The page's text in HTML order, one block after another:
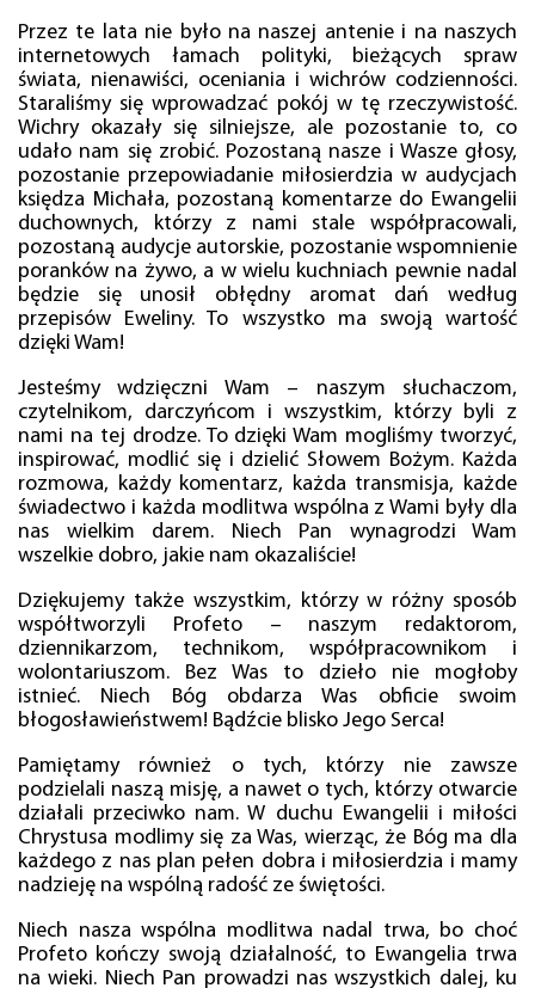
Przez te lata nie było na naszej antenie i na naszych
internetowych łamach polityki, bieżących spraw
świata, nienawiści, oceniania i wichrów codzienności.
Staraliśmy się wprowadzać pokój w tę rzeczywistość.
Wichry okazały się silniejsze, ale pozostanie to, co
udało nam się zrobić. Pozostaną nasze i Wasze głosy,
pozostanie przepowiadanie miłosierdzia w audycjach
księdza Michała, pozostaną komentarze do Ewangelii
duchownych, którzy z nami stale współpracowali,
pozostaną audycje autorskie, pozostanie wspomnienie
poranków na żywo, a w wielu kuchniach pewnie nadal
będzie się unosił obłędny aromat dań według
przepisów Eweliny. To wszystko ma swoją wartość
dzięki Wam!
Jesteśmy wdzięczni Wam – naszym słuchaczom,
czytelnikom, darczyńcom i wszystkim, którzy byli z
nami na tej drodze. To dzięki Wam mogliśmy tworzyć,
inspirować, modlić się i dzielić Słowem Bożym. Każda
rozmowa, każdy komentarz, każda transmisja, każde
świadectwo i każda modlitwa wspólna z Wami były dla
nas wielkim darem. Niech Pan wynagrodzi Wam
wszelkie dobro, jakie nam okazaliście!
Dziękujemy także wszystkim, którzy w różny sposób
współtworzyli Profeto – naszym redaktorom,
dziennikarzom, technikom, współpracownikom i
wolontariuszom. Bez Was to dzieło nie mogłoby
istnieć. Niech Bóg obdarza Was obficie swoim
błogosławieństwem! Bądźcie blisko Jego Serca!
Pamiętamy również o tych, którzy nie zawsze
podzielali naszą misję, a nawet o tych, którzy otwarcie
działali przeciwko nam. W duchu Ewangelii i miłości
Chrystusa modlimy się za Was, wierząc, że Bóg ma dla
każdego z nas plan pełen dobra i miłosierdzia i mamy
nadzieję na wspólną radość ze świętości.
Niech nasza wspólna modlitwa nadal trwa, bo choć
Profeto kończy swoją działalność, to Ewangelia trwa
na wieki. Niech Pan prowadzi nas wszystkich dalej, ku